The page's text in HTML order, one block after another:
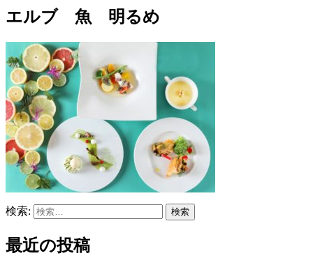
エルブ 魚 明るめ
検索:
最近の投稿